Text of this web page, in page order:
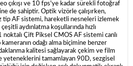
çıkışı ve 10 fps'ye kadar sürekli fotoğraf
de sahiptir. Optik vizörle çalışırken,
tip AF sistemi, hareketli nesneleri izlemek
aydınlatma koşullarında hızlı
Çift Piksel CMOS AF sistemi canlı
odağı alma biçimine benzer
kalitesi sağlayarak çekim ve film
yeteneklerini tamamlayan 90D, sezgisel